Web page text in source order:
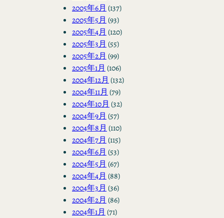
2005年6月 (137)
2005年5月 (93)
2005年4月 (120)
2005年3月 (55)
2005年2月 (99)
2005年1月 (106)
2004年12月 (132)
2004年11月 (79)
2004年10月 (32)
2004年9月 (57)
2004年8月 (110)
2004年7月 (115)
2004年6月 (53)
2004年5月 (67)
2004年4月 (88)
2004年3月 (36)
2004年2月 (86)
2004年1月 (71)